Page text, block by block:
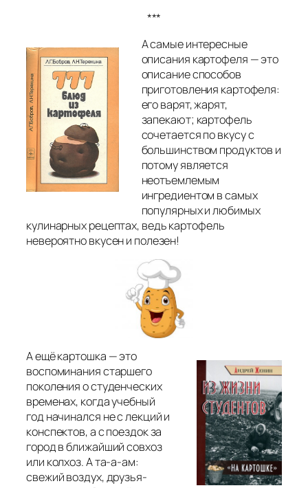
***
А самые интересные
описания картофеля — это
описание способов
приготовления картофеля:
его варят, жарят,
запекают; картофель
сочетается по вкусу с
большинством продуктов и
потому является
неотъемлемым
ингредиентом в самых
популярных и любимых
кулинарных рецептах, ведь картофель
невероятно вкусен и полезен!
А ещё картошка — это
воспоминания старшего
поколения о студенческих
временах, когда учебный
год начинался не с лекций и
конспектов, а с поездок за
город в ближайший совхоз
или колхоз. А та-а-ам:
свежий воздух, друзья-